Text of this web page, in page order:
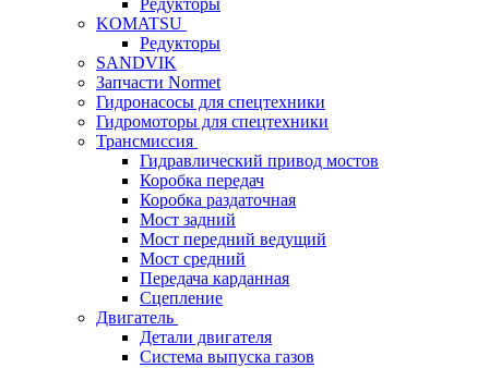
Редукторы
KOMATSU
Редукторы
SANDVIK
Запчасти Normet
Гидронасосы для спецтехники
Гидромоторы для спецтехники
Трансмиссия
Гидравлический привод мостов
Коробка передач
Коробка раздаточная
Мост задний
Мост передний ведущий
Мост средний
Передача карданная
Сцепление
Двигатель
Детали двигателя
Система выпуска газов